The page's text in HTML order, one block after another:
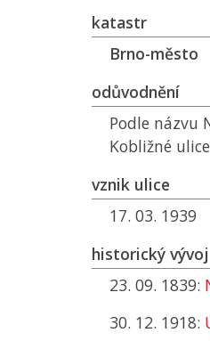
katastr
Brno-město
odůvodnění
Podle názvu
Kobližné
vznik ulice
17. 03. 1939
historický vývoj
23. 09. 1839:
30. 12. 1918: